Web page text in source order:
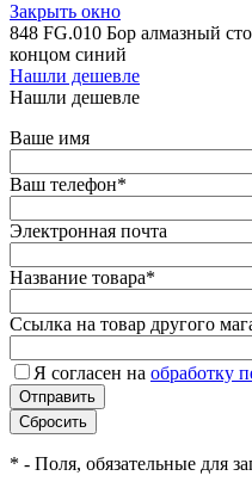
Закрыть окно
848 FG.010 Бор алмазный
концом синий
Нашли дешевле
Нашли дешевле
Ваше имя
Ваш телефон*
Электронная почта
Название товара*
Ссылка на товар другого
Я согласен на обработку
* - Поля, обязательные для